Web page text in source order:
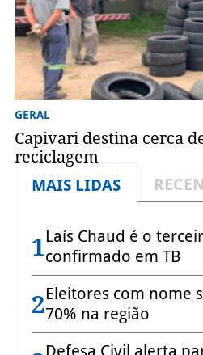
GERAL
Capivari destina cerca
reciclagem
MAIS LIDAS
1Laís Chaud é o
confirmado em TB
2Eleitores com nome
70% na região